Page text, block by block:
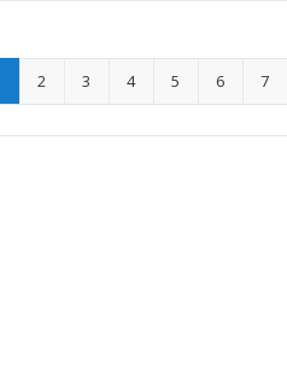
2 3 4 5 6 7